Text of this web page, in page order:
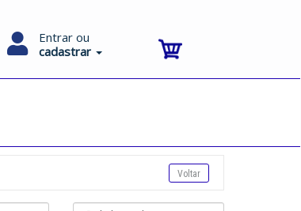
Entrar ou
cadastrar